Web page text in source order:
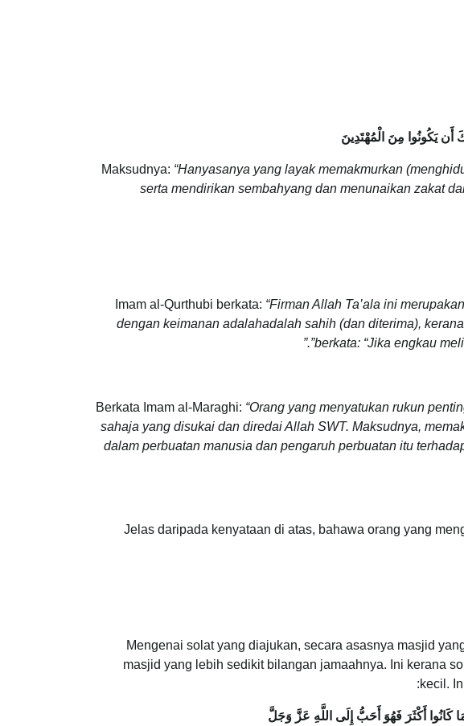
أَن يَكُونُوا مِنَ الْمُهْتَدِينَ
Maksudnya: “Hanyasanya yang layak memakmurkan
serta mendirikan sembahyang dan menunaikan zakat
Imam al-Qurthubi berkata: “Firman Allah Ta’ala ini
dengan keimanan adalahadalah sahih (dan diterima),
berkata: “Jika engkau
Berkata Imam al-Maraghi: “Orang yang menyatukan rukun
sahaja yang disukai dan diredai Allah SWT. Maksudnya,
dalam perbuatan manusia dan pengaruh perbuatan itu
Jelas daripada kenyataan di atas, bahawa orang yang
Mengenai solat yang diajukan, secara asasnya masjid
masjid yang lebih sedikit bilangan jamaahnya. Ini kerana
kecil.
أَكْثَرَ فَهُوَ أَحَبُّ إِلَى اللَّهِ عَزَّ وَجَلَّ